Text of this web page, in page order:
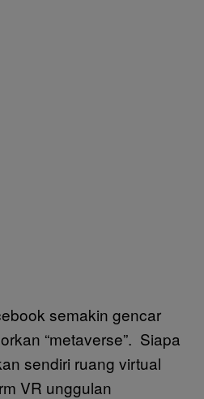
semakin gencar
“metaverse”. Siapa
sendiri ruang virtual
VR unggulan